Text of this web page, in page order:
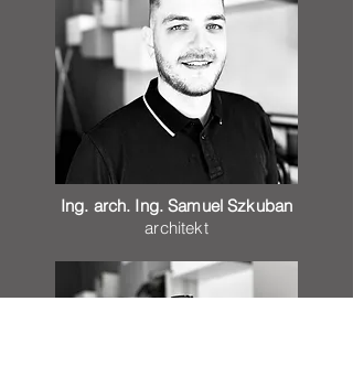
Ing. arch. Ing. Samuel Szkuban
architekt